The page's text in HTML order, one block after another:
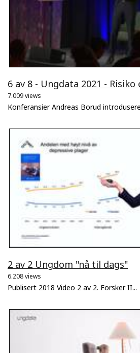
6 av 8 - Ungdata 2021 -
7.009 views
Konferansier Andreas Borud
2 av 2 Ungdom "nå til dags"
6.208 views
Publisert 2018 Video 2 av 2. Forsker II...